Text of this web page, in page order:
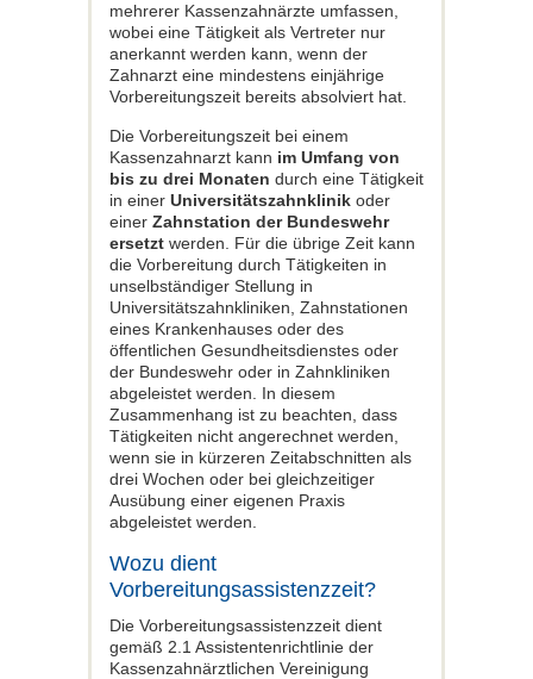
mehrerer Kassenzahnärzte umfassen,
wobei eine Tätigkeit als Vertreter nur
anerkannt werden kann, wenn der
Zahnarzt eine mindestens einjährige
Vorbereitungszeit bereits absolviert hat.
Die Vorbereitungszeit bei einem
Kassenzahnarzt kann im Umfang von
bis zu drei Monaten durch eine Tätigkeit
in einer Universitätszahnklinik oder
einer Zahnstation der Bundeswehr
ersetzt werden. Für die übrige Zeit kann
die Vorbereitung durch Tätigkeiten in
unselbständiger Stellung in
Universitätszahnkliniken, Zahnstationen
eines Krankenhauses oder des
öffentlichen Gesundheitsdienstes oder
der Bundeswehr oder in Zahnkliniken
abgeleistet werden. In diesem
Zusammenhang ist zu beachten, dass
Tätigkeiten nicht angerechnet werden,
wenn sie in kürzeren Zeitabschnitten als
drei Wochen oder bei gleichzeitiger
Ausübung einer eigenen Praxis
abgeleistet werden.
Wozu dient
Vorbereitungsassistenzzeit?
Die Vorbereitungsassistenzzeit dient
gemäß 2.1 Assistentenrichtlinie der
Kassenzahnärztlichen Vereinigung